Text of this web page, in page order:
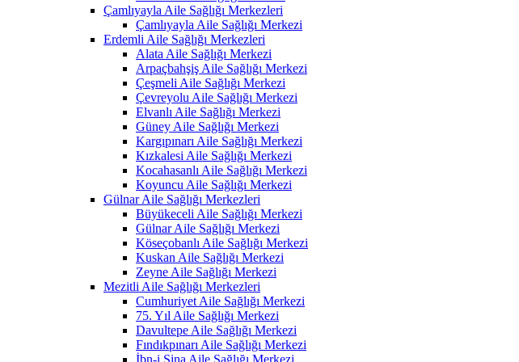
Çamlıyayla Aile Sağlığı Merkezleri
Çamlıyayla Aile Sağlığı Merkezi
Erdemli Aile Sağlığı Merkezleri
Alata Aile Sağlığı Merkezi
Arpaçbahşiş Aile Sağlığı Merkezi
Çeşmeli Aile Sağlığı Merkezi
Çevreyolu Aile Sağlığı Merkezi
Elvanlı Aile Sağlığı Merkezi
Güney Aile Sağlığı Merkezi
Kargıpınarı Aile Sağlığı Merkezi
Kızkalesi Aile Sağlığı Merkezi
Kocahasanlı Aile Sağlığı Merkezi
Koyuncu Aile Sağlığı Merkezi
Gülnar Aile Sağlığı Merkezleri
Büyükeceli Aile Sağlığı Merkezi
Gülnar Aile Sağlığı Merkezi
Köseçobanlı Aile Sağlığı Merkezi
Kuskan Aile Sağlığı Merkezi
Zeyne Aile Sağlığı Merkezi
Mezitli Aile Sağlığı Merkezleri
Cumhuriyet Aile Sağlığı Merkezi
75. Yıl Aile Sağlığı Merkezi
Davultepe Aile Sağlığı Merkezi
Fındıkpınarı Aile Sağlığı Merkezi
İbn-i Sina Aile Sağlığı Merkezi